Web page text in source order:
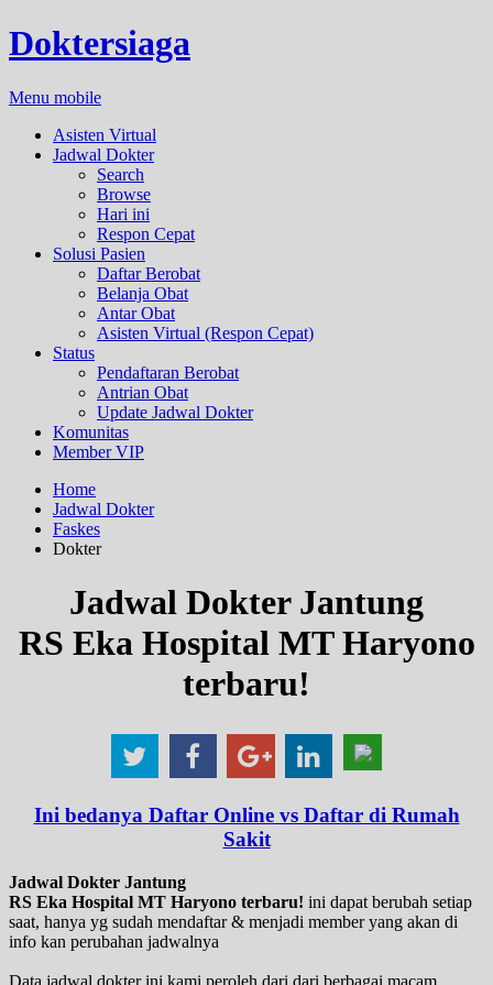
Doktersiaga
Menu mobile
Asisten Virtual
Jadwal Dokter
Search
Browse
Hari ini
Respon Cepat
Solusi Pasien
Daftar Berobat
Belanja Obat
Antar Obat
Asisten Virtual (Respon Cepat)
Status
Pendaftaran Berobat
Antrian Obat
Update Jadwal Dokter
Komunitas
Member VIP
Home
Jadwal Dokter
Faskes
Dokter
Jadwal Dokter Jantung
RS Eka Hospital MT Haryono
terbaru!
Ini bedanya Daftar Online vs Daftar di Rumah
Sakit
Jadwal Dokter Jantung
RS Eka Hospital MT Haryono terbaru! ini dapat berubah setiap
saat, hanya yg sudah mendaftar & menjadi member yang akan di
info kan perubahan jadwalnya
Data jadwal dokter ini kami peroleh dari dari berbagai macam